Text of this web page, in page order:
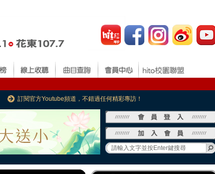
訂閱官方Youtube頻道，不錯過任何精彩專訪！